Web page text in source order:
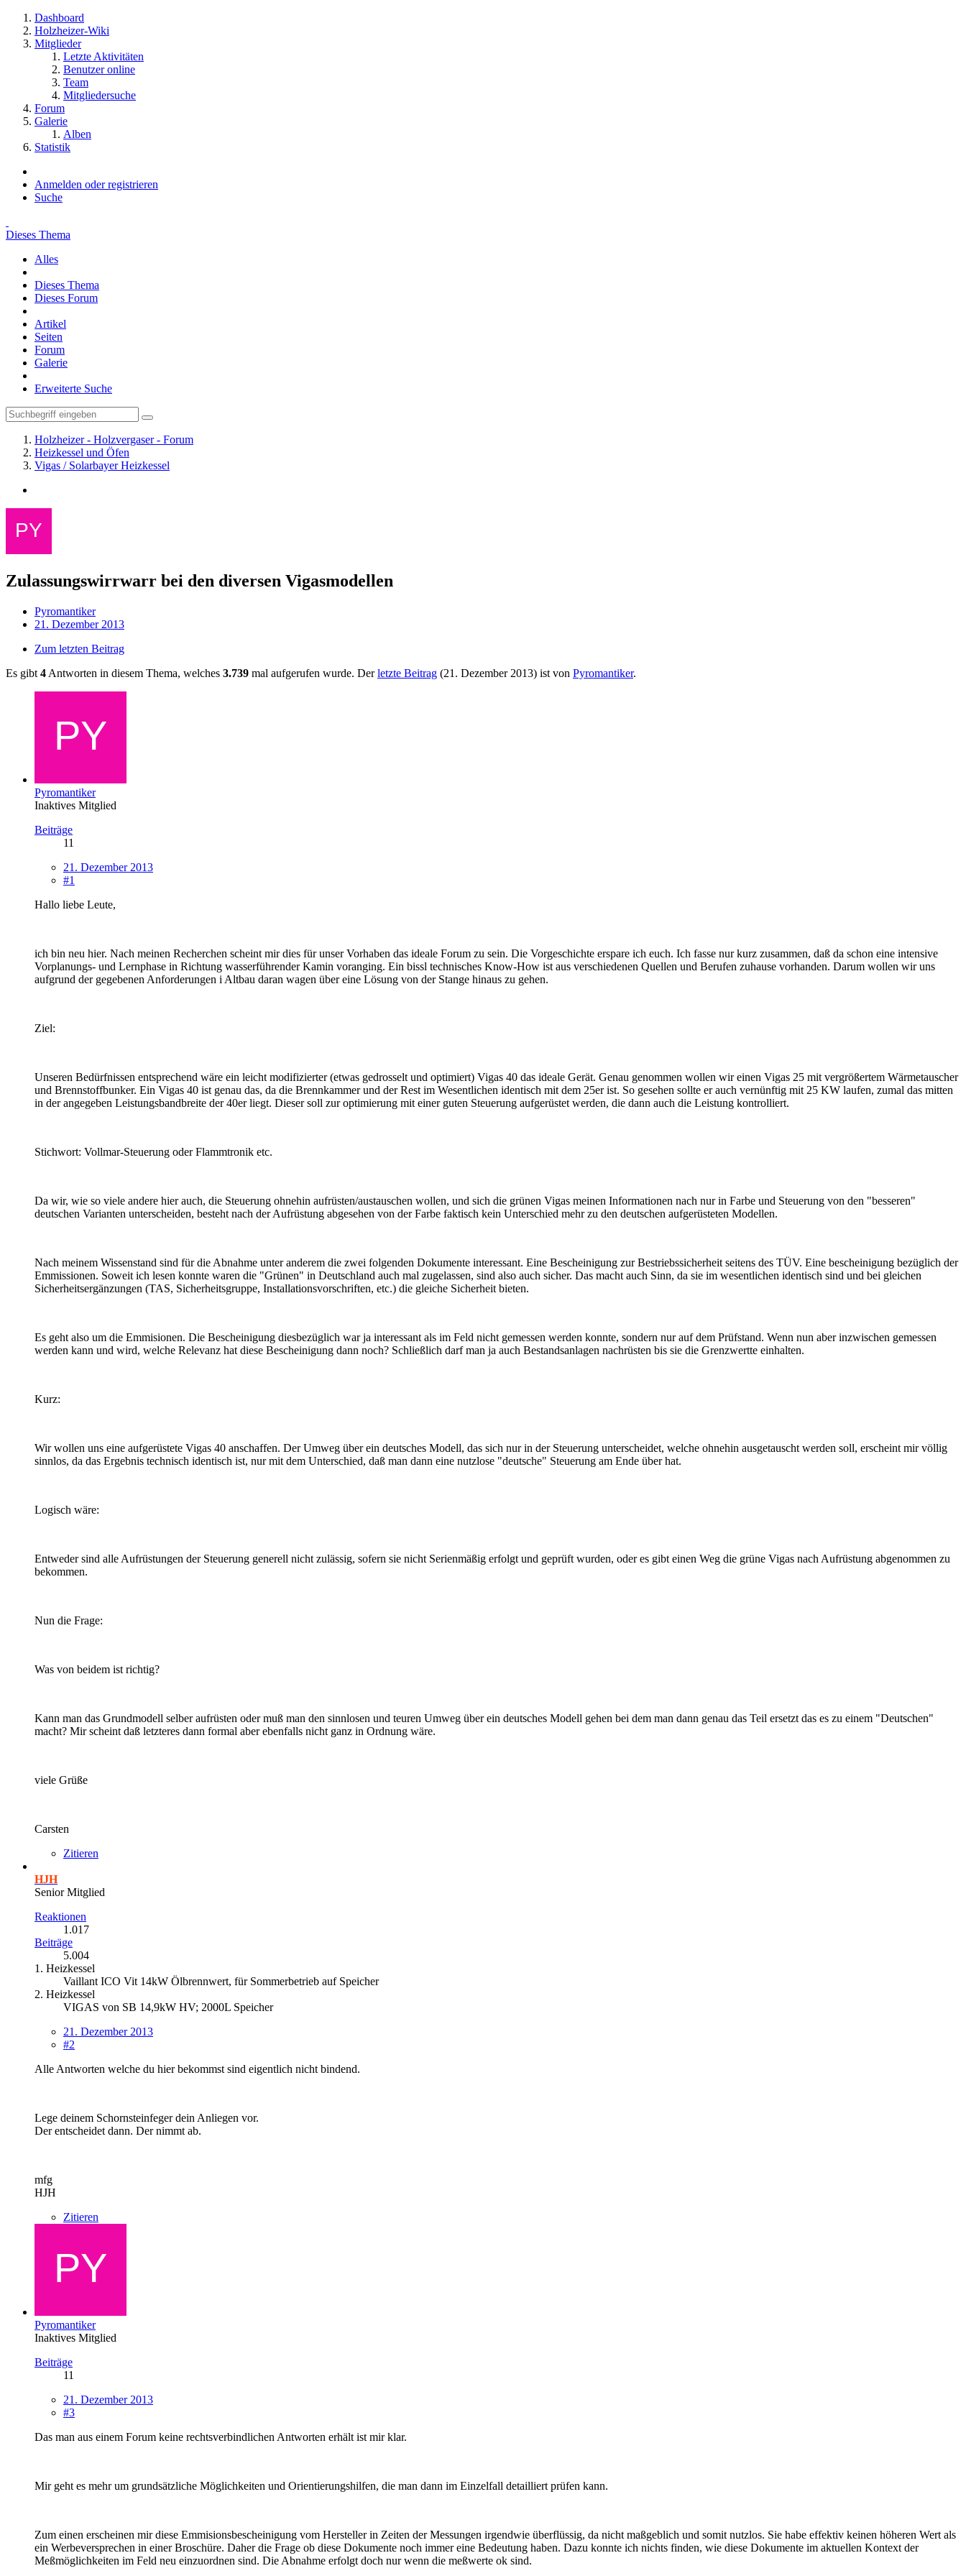
Dashboard
Holzheizer-Wiki
Mitglieder
Letzte Aktivitäten
Benutzer online
Team
Mitgliedersuche
Forum
Galerie
Alben
Statistik
Anmelden oder registrieren
Suche
Dieses Thema
Alles
Dieses Thema
Dieses Forum
Artikel
Seiten
Forum
Galerie
Erweiterte Suche
Holzheizer - Holzvergaser - Forum
Heizkessel und Öfen
Vigas / Solarbayer Heizkessel
Zulassungswirrwarr bei den diversen Vigasmodellen
Pyromantiker
21. Dezember 2013
Zum letzten Beitrag
Es gibt 4 Antworten in diesem Thema, welches 3.739 mal aufgerufen wurde. Derletzte Beitrag (21. Dezember 2013) ist von Pyromantiker.
Pyromantiker
Inaktives Mitglied
Beiträge
11
21. Dezember 2013
#1
Hallo liebe Leute,
ich bin neu hier. Nach meinen Recherchen scheint mir dies für unser Vorhaben das ideale Forum zu sein. Die Vorgeschichte erspare ich euch. Ich fasse nur kurz zusammen, daß da schon eine intensive
Vorplanungs- und Lernphase in Richtung wasserführender Kamin voranging. Ein bissl technisches Know-How ist aus verschiedenen Quellen und Berufen zuhause vorhanden. Darum wollen wir uns
aufgrund der gegebenen Anforderungen i Altbau daran wagen über eine Lösung von der Stange hinaus zu gehen.
Ziel:
Unseren Bedürfnissen entsprechend wäre ein leicht modifizierter (etwas gedrosselt und optimiert) Vigas 40 das ideale Gerät. Genau genommen wollen wir einen Vigas 25 mit vergrößertem Wärmetauscher
und Brennstoffbunker. Ein Vigas 40 ist genau das, da die Brennkammer und der Rest im Wesentlichen identisch mit dem 25er ist. So gesehen sollte er auch vernünftig mit 25 KW laufen, zumal das mitten
in der angegeben Leistungsbandbreite der 40er liegt. Dieser soll zur optimierung mit einer guten Steuerung aufgerüstet werden, die dann auch die Leistung kontrolliert.
Stichwort: Vollmar-Steuerung oder Flammtronik etc.
Da wir, wie so viele andere hier auch, die Steuerung ohnehin aufrüsten/austauschen wollen, und sich die grünen Vigas meinen Informationen nach nur in Farbe und Steuerung von den "besseren"
deutschen Varianten unterscheiden, besteht nach der Aufrüstung abgesehen von der Farbe faktisch kein Unterschied mehr zu den deutschen aufgerüsteten Modellen.
Nach meinem Wissenstand sind für die Abnahme unter anderem die zwei folgenden Dokumente interessant. Eine Bescheinigung zur Bestriebssicherheit seitens des TÜV. Eine bescheinigung bezüglich der
Emmissionen. Soweit ich lesen konnte waren die "Grünen" in Deutschland auch mal zugelassen, sind also auch sicher. Das macht auch Sinn, da sie im wesentlichen identisch sind und bei gleichen
Sicherheitsergänzungen (TAS, Sicherheitsgruppe, Installationsvorschriften, etc.) die gleiche Sicherheit bieten.
Es geht also um die Emmisionen. Die Bescheinigung diesbezüglich war ja interessant als im Feld nicht gemessen werden konnte, sondern nur auf dem Prüfstand. Wenn nun aber inzwischen gemessen
werden kann und wird, welche Relevanz hat diese Bescheinigung dann noch? Schließlich darf man ja auch Bestandsanlagen nachrüsten bis sie die Grenzwertte einhalten.
Kurz:
Wir wollen uns eine aufgerüstete Vigas 40 anschaffen. Der Umweg über ein deutsches Modell, das sich nur in der Steuerung unterscheidet, welche ohnehin ausgetauscht werden soll, erscheint mir völlig
sinnlos, da das Ergebnis technisch identisch ist, nur mit dem Unterschied, daß man dann eine nutzlose "deutsche" Steuerung am Ende über hat.
Logisch wäre:
Entweder sind alle Aufrüstungen der Steuerung generell nicht zulässig, sofern sie nicht Serienmäßig erfolgt und geprüft wurden, oder es gibt einen Weg die grüne Vigas nach Aufrüstung abgenommen zu
bekommen.
Nun die Frage:
Was von beidem ist richtig?
Kann man das Grundmodell selber aufrüsten oder muß man den sinnlosen und teuren Umweg über ein deutsches Modell gehen bei dem man dann genau das Teil ersetzt das es zu einem "Deutschen"
macht? Mir scheint daß letzteres dann formal aber ebenfalls nicht ganz in Ordnung wäre.
viele Grüße
Carsten
Zitieren
HJH
Senior Mitglied
Reaktionen
1.017
Beiträge
5.004
1. Heizkessel
Vaillant ICO Vit 14kW Ölbrennwert, für Sommerbetrieb auf Speicher
2. Heizkessel
VIGAS von SB 14,9kW HV; 2000L Speicher
21. Dezember 2013
#2
Alle Antworten welche du hier bekommst sind eigentlich nicht bindend.
Lege deinem Schornsteinfeger dein Anliegen vor.
Der entscheidet dann. Der nimmt ab.
mfg
HJH
Zitieren
Pyromantiker
Inaktives Mitglied
Beiträge
11
21. Dezember 2013
#3
Das man aus einem Forum keine rechtsverbindlichen Antworten erhält ist mir klar.
Mir geht es mehr um grundsätzliche Möglichkeiten und Orientierungshilfen, die man dann im Einzelfall detailliert prüfen kann.
Zum einen erscheinen mir diese Emmisionsbescheinigung vom Hersteller in Zeiten der Messungen irgendwie überflüssig, da nicht maßgeblich und somit nutzlos. Sie habe effektiv keinen höheren Wert als
ein Werbeversprechen in einer Broschüre. Daher die Frage ob diese Dokumente noch immer eine Bedeutung haben. Dazu konnte ich nichts finden, wie diese Dokumente im aktuellen Kontext der
Meßmöglichkeiten im Feld neu einzuordnen sind. Die Abnahme erfolgt doch nur wenn die meßwerte ok sind.